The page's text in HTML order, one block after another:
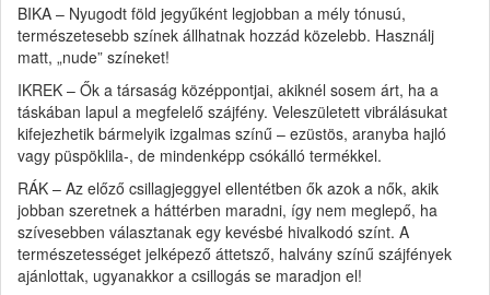
BIKA – Nyugodt föld jegyűként legjobban a mély tónusú,
természetesebb színek állhatnak hozzád közelebb. Használj
matt, „nude” színeket!
IKREK – Ők a társaság középpontjai, akiknél sosem árt, ha a
táskában lapul a megfelelő szájfény. Veleszületett vibrálásukat
kifejezhetik bármelyik izgalmas színű – ezüstös, aranyba hajló
vagy püspöklila-, de mindenképp csókálló termékkel.
RÁK – Az előző csillagjeggyel ellentétben ők azok a nők, akik
jobban szeretnek a háttérben maradni, így nem meglepő, ha
szívesebben választanak egy kevésbé hivalkodó színt. A
természetességet jelképező áttetsző, halvány színű szájfények
ajánlottak, ugyanakkor a csillogás se maradjon el!